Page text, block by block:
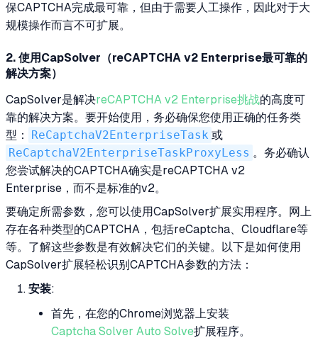
保CAPTCHA完成最可靠，但由于需要人工操作，因此对于大
规模操作而言不可扩展。
2. 使用CapSolver（reCAPTCHA v2 Enterprise最可靠的
解决方案）
CapSolver是解决reCAPTCHA v2 Enterprise挑战的高度可
靠的解决方案。要开始使用，务必确保您使用正确的任务类
型：
ReCaptchaV2EnterpriseTask 或
ReCaptchaV2EnterpriseTaskProxyLess 。务必确认
您尝试解决的CAPTCHA确实是reCAPTCHA v2
Enterprise，而不是标准的v2。
要确定所需参数，您可以使用CapSolver扩展实用程序。网上
存在各种类型的CAPTCHA，包括reCaptcha、Cloudflare等
等。了解这些参数是有效解决它们的关键。以下是如何使用
CapSolver扩展轻松识别CAPTCHA参数的方法：
安装:
首先，在您的Chrome浏览器上安装
Captcha Solver Auto Solve扩展程序。